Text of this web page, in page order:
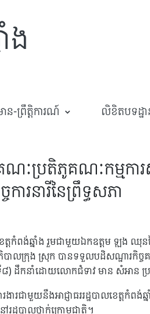
ង
ន-ព្រឹត្តិការណ៍ លិខិតបទដ្ឋ
គណៈប្រតិភូគណៈកម្មក
ារនារីនៃព្រឹទ្ធសភា
ត្តកំពង់ឆ្នាំង រួមជាមួយឯកឧត្ដម ឡុង
ងអភិបាលក្រុង ស្រុក បានទទួលបដិសណ្ឋា
រទី៨) ដឹកនាំដោយលោកជំទាវ មាន សំអាន
ជាមួយនឹងអាជ្ញាធររដ្ឋបាលខេត្តកំ
ដ្ឋបាលថ្នាក់ក្រោមជាតិ។